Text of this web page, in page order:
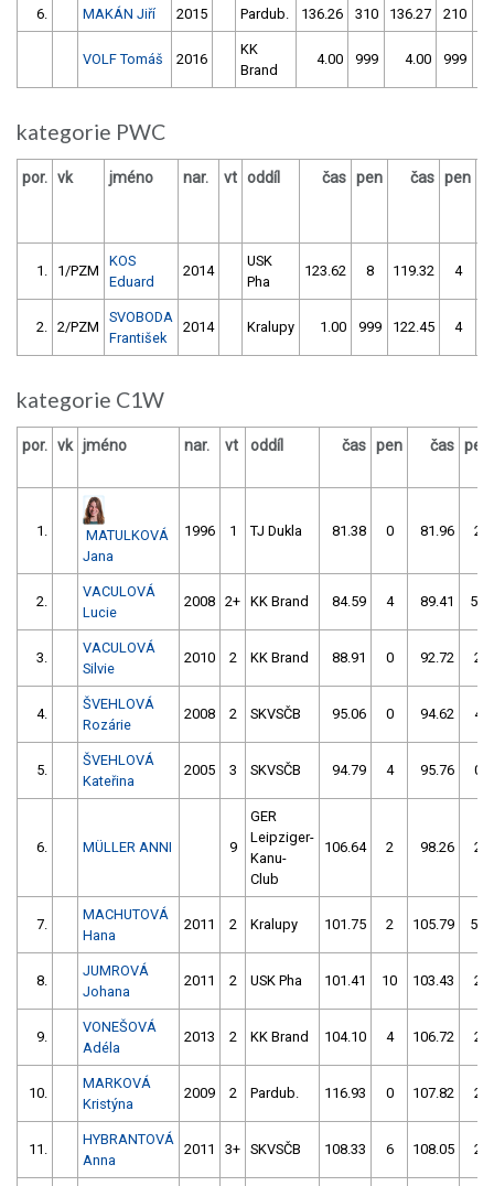
6. MAKÁN Jiří 2015 Pardub. 136.26 310 136.27 210
VOLF Tomáš 2016
KK
Brand
4.00 999 4.00 999
kategorie PWC
por. vk jméno nar. vt oddíl čas pen čas pen
1. 1/PZM
KOS
Eduard
2014
USK
Pha
123.62 8 119.32 4
2. 2/PZM
SVOBODA
František
2014 Kralupy 1.00 999 122.45 4
kategorie C1W
por. vk jméno nar. vt oddíl čas pen čas pen
1.
MATULKOVÁ
Jana
1996 1 TJ Dukla 81.38 0 81.96 2
2.
VACULOVÁ
Lucie
2008 2+ KK Brand 84.59 4 89.41 54
3.
VACULOVÁ
Silvie
2010 2 KK Brand 88.91 0 92.72 2
4.
ŠVEHLOVÁ
Rozárie
2008 2 SKVSČB 95.06 0 94.62 4
5.
ŠVEHLOVÁ
Kateřina
2005 3 SKVSČB 94.79 4 95.76 0
6. MÜLLER ANNI 9
GER
Leipziger-
Kanu-
Club
106.64 2 98.26 2
7.
MACHUTOVÁ
Hana
2011 2 Kralupy 101.75 2 105.79 56
8.
JUMROVÁ
Johana
2011 2 USK Pha 101.41 10 103.43 2
9.
VONEŠOVÁ
Adéla
2013 2 KK Brand 104.10 4 106.72 2
10.
MARKOVÁ
Kristýna
2009 2 Pardub. 116.93 0 107.82 2
11.
HYBRANTOVÁ
Anna
2011 3+ SKVSČB 108.33 6 108.05 2